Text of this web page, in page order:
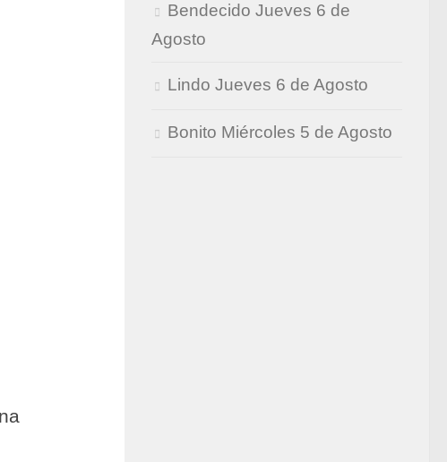
Bendecido Jueves 6 de
Agosto
Lindo Jueves 6 de Agosto
Bonito Miércoles 5 de Agosto